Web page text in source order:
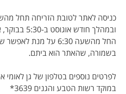
ובמהלך
החל מהשעה 6:30 על
בשמורה, שהאתר הוא ביתם.
במוקד רשות הטבע והגנים 3639*